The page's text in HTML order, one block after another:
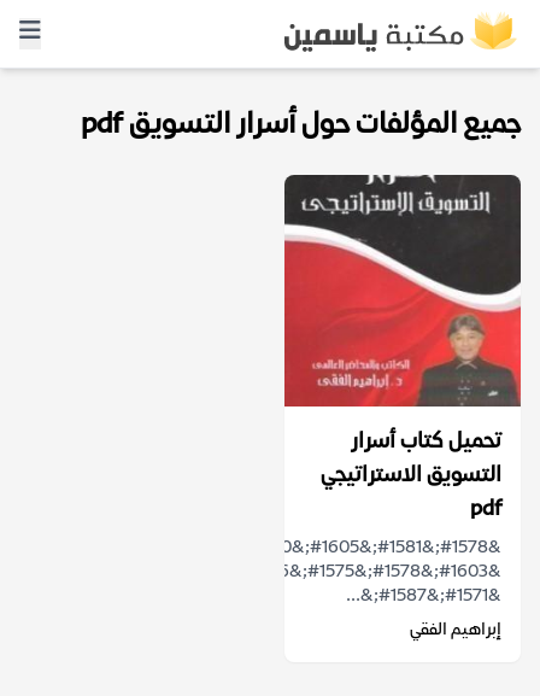
جميع المؤلفات حول أسرار التسويق pdf
تحميل كتاب أسرار
التسويق الاستراتيجي
pdf
&#1571;&#1587;&...
إبراهيم الفقي